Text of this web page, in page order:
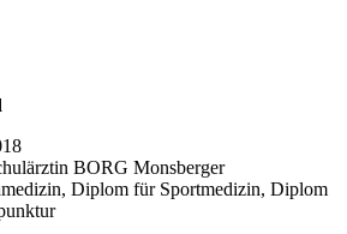
BORG Monsberger
Diplom für Sportmedizin, Diplom